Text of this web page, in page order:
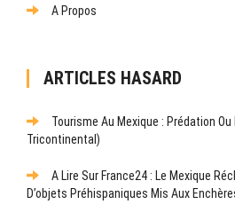
A Propos
ARTICLES HASARD
Tourisme Au Mexique : Prédation
Tricontinental)
A Lire Sur France24 : Le Mexique
D’objets Préhispaniques Mis Aux